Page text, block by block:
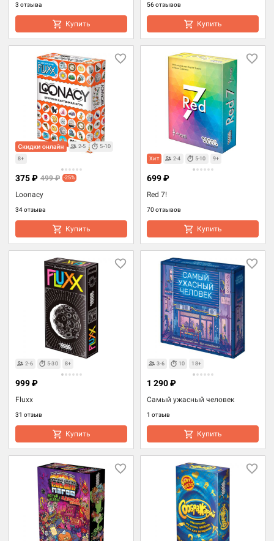
3 отзыва
Купить
56 отзывов
Купить
2-5
5-10
8+
Loonacy
34 отзыва
375 ₽ 499 ₽ -25%
Купить
Хит 2-4 5-10 9+
Red 7!
70 отзывов
699 ₽
Купить
2-6 5-30 8+
Fluxx
31 отзыв
999 ₽
Купить
3-6 10 18+
Самый ужасный человек
1 отзыв
1 290 ₽
Купить